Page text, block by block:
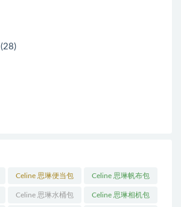
(28)
Celine 思琳便当包
(14)
Celine 思琳帆布包
(18)
Celine 思琳水桶包 Celine 思琳相机包